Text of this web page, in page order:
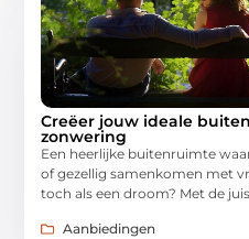
Creëer jouw ideale
zonwering
Een heerlijke buitenruimte
of gezellig samenkomen met
toch als een droom? Met de
Aanbiedingen